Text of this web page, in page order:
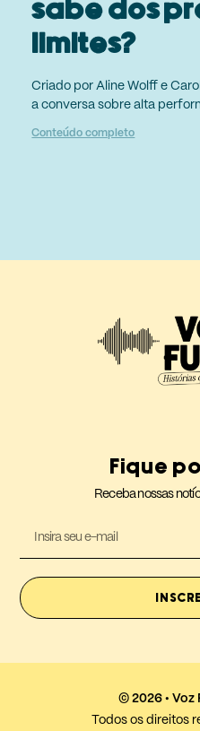
sabe dos
limites?
Criado por Aline Wolff e
a conversa sobre alta
Conteúdo completo
Fique
Receba nossas
© 2026 • Voz
Todos os direitos